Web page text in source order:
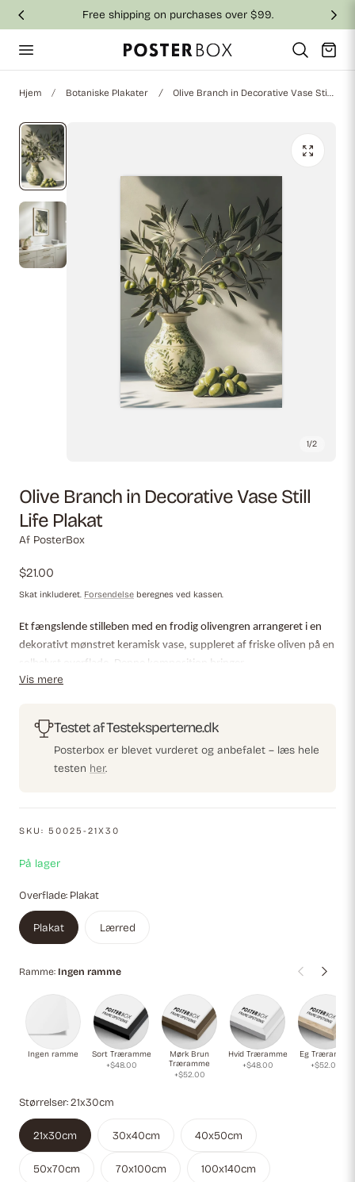
til indhold Free shipping on purchases over $99.
Vogn
Hjem Botaniske Plakater Olive Branch in Decorative Vase Still Life Plakat
1/2
Olive Branch in Decorative Vase Still
Life Plakat
Af PosterBox
Almindelig
pris
$21.00
Skat inkluderet. Forsendelse beregnes ved kassen.
Et fængslende stilleben med en frodig olivengren arrangeret i en
dekorativt mønstret keramisk vase, suppleret af friske oliven på en
solbelyst overflade. Denne komposition bringer
middelhavsstemning og elegance ind i dit rum.
Vis mere
Testet af Testeksperterne.dk
Posterbox er blevet vurderet og anbefalet – læs hele
testen her.
SKU: 50025-21X30
På lager
Overflade: Plakat
Plakat Lærred
Ramme: Ingen ramme
Ingen ramme
Sort Træramme
+$48.00
Mørk Brun
Træramme
+$52.00
Hvid Træramme
+$48.00
Eg Træramme
+$52.00
Størrelser:21x30cm
21x30cm 30x40cm 40x50cm
50x70cm 70x100cm 100x140cm